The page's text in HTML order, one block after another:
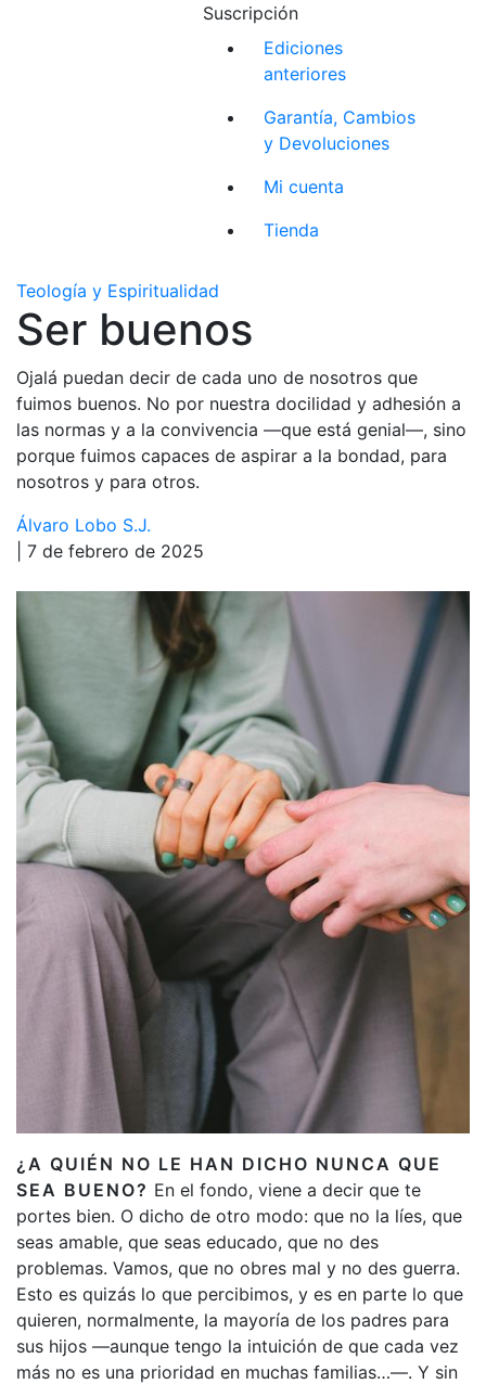
Suscripción
Ediciones
anteriores
Garantía, Cambios
y Devoluciones
Mi cuenta
Tienda
Teología y Espiritualidad
Ser buenos
Ojalá puedan decir de cada uno de nosotros que
fuimos buenos. No por nuestra docilidad y adhesión a
las normas y a la convivencia —que está genial—, sino
porque fuimos capaces de aspirar a la bondad, para
nosotros y para otros.
Álvaro Lobo S.J.
| 7 de febrero de 2025
¿A QUIÉN NO LE HAN DICHO NUNCA QUE
SEA BUENO? En el fondo, viene a decir que te
portes bien. O dicho de otro modo: que no la líes, que
seas amable, que seas educado, que no des
problemas. Vamos, que no obres mal y no des guerra.
Esto es quizás lo que percibimos, y es en parte lo que
quieren, normalmente, la mayoría de los padres para
sus hijos —aunque tengo la intuición de que cada vez
más no es una prioridad en muchas familias…—. Y sin